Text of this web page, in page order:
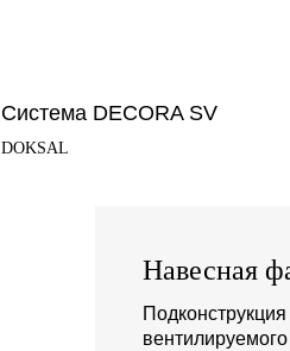
Система DECORA SV
DOKSAL
Навесная